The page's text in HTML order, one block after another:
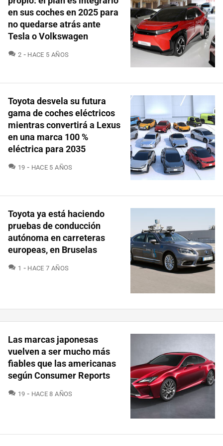
en sus coches en 2025 para
no quedarse atrás ante
Tesla o Volkswagen
2 COMENTARIOS
HACE 5 AÑOS
Toyota desvela su futura
gama de coches eléctricos
mientras convertirá a Lexus
en una marca 100 %
eléctrica para 2035
19 COMENTARIOS
HACE 5 AÑOS
Toyota ya está haciendo
pruebas de conducción
autónoma en carreteras
europeas, en Bruselas
1 COMENTARIOS
HACE 7 AÑOS
Las marcas japonesas
vuelven a ser mucho más
fiables que las americanas
según Consumer Reports
19 COMENTARIOS
HACE 8 AÑOS